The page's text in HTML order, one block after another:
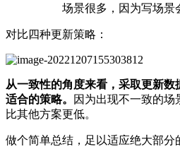
场景很多，因为写场景
对比四种更新策略：
从一致性的角度来看，采取更新
适合的策略。
因为出现不一致的场
比其他方案更低。
做个简单总结，足以适应绝大部分